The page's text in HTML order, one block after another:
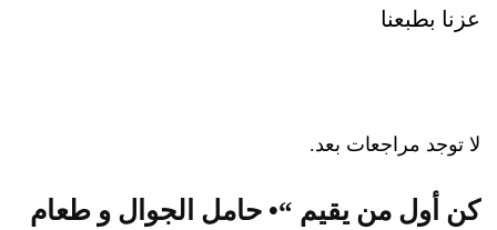
عزنا بطبعنا
لا توجد مراجعات بعد.
كن أول من يقيم “• حامل الجوال و طعام